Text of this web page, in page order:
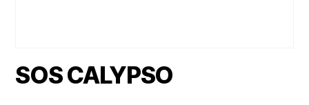
SOS CALYPSO